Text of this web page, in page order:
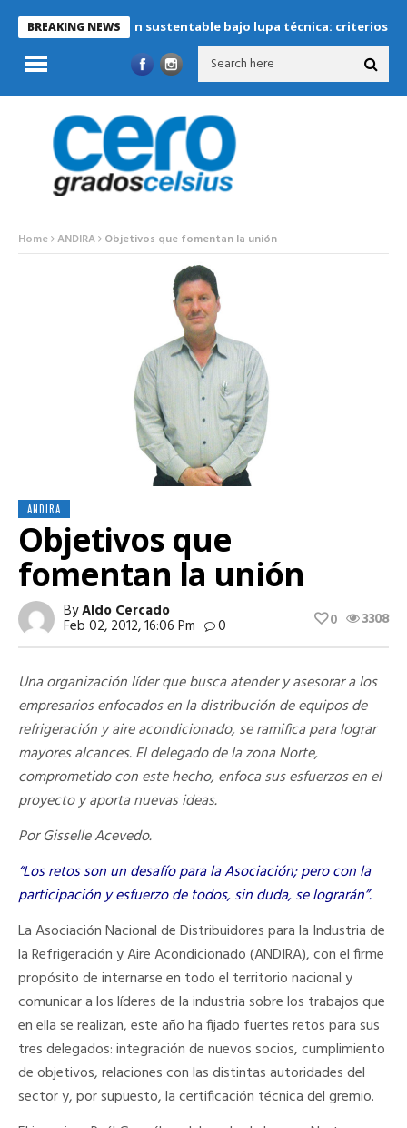
BREAKING NEWS
Refrigeración sustentable bajo lupa técnica: criterios críticos
Home ANDIRA Objetivos que fomentan la unión
ANDIRA
Objetivos que
fomentan la unión
ByAldo Cercado
Feb 02, 2012, 16:06 Pm 0 3308
0
Una organización líder que busca atender y asesorar a los
empresarios enfocados en la distribución de equipos de
refrigeración y aire acondicionado, se ramifica para lograr
mayores alcances. El delegado de la zona Norte,
comprometido con este hecho, enfoca sus esfuerzos en el
proyecto y aporta nuevas ideas.
Por Gisselle Acevedo.
“Los retos son un desafío para la Asociación; pero con la
participación y esfuerzo de todos, sin duda, se lograrán”.
La Asociación Nacional de Distribuidores para la Industria de
la Refrigeración y Aire Acondicionado (ANDIRA), con el firme
propósito de internarse en todo el territorio nacional y
comunicar a los líderes de la industria sobre los trabajos que
en ella se realizan, este año ha fijado fuertes retos para sus
tres delegados: integración de nuevos socios, cumplimiento
de objetivos, relaciones con las distintas autoridades del
sector y, por supuesto, la certificación técnica del gremio.